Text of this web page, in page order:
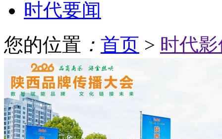
时代要闻
您的位置 ： 首页 > 时代